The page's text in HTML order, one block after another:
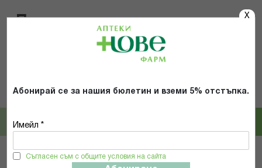
X
Абонирай се за нашия бюлетин и вземи 5% отстъпка.
Имейл *
Съгласен съм с общите условия на сайта
Популярни в тази категория
ИСДИН FOTOPROTECTOR
ЛОСИОН ЗА ТЯЛО SPF50 200МЛ